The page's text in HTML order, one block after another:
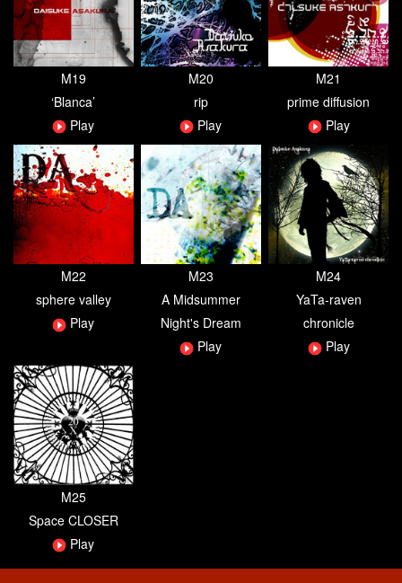
M19
‘Blanca’
Play
M20
rip
Play
M21
prime diffusion
Play
M22
sphere valley
Play
M23
A Midsummer
Night's Dream
Play
M24
YaTa-raven
chronicle
Play
M25
Space CLOSER
Play